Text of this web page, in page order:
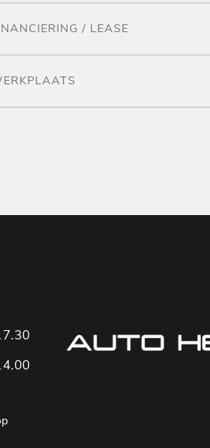
/ LEASE